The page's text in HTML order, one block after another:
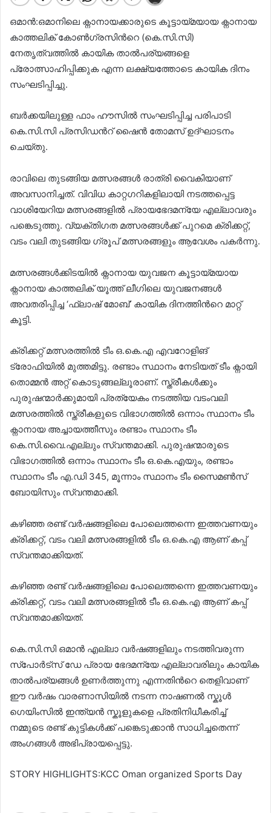
ഒമാൻ:ഒമാനിലെ ക്നാനായക്കാരുടെ കൂട്ടായ്മയായ ക്നാനായ
കാത്തലിക് കോണ്‍ഗ്രസിന്‍റെ (കെ.സി.സി)
നേതൃത്വത്തില്‍ കായിക താല്‍പര്യങ്ങളെ
പ്രോത്സാഹിപ്പിക്കുക എന്ന ലക്ഷ്യത്തോടെ കായിക ദിനം
സംഘടിപ്പിച്ചു.
ബർക്കയിലുള്ള ഫാം ഹൗസില്‍ സംഘടിപ്പിച്ച പരിപാടി
കെ.സി.സി പ്രസിഡന്‍റ് ഷൈൻ തോമസ് ഉദ്ഘാടനം
ചെയ്തു.
രാവിലെ തുടങ്ങിയ മത്സരങ്ങള്‍ രാത്രി വൈകിയാണ്
അവസാനിച്ചത്. വിവിധ കാറ്റഗറികളിലായി നടത്തപ്പെട്ട
വാശിയേറിയ മത്സരങ്ങളില്‍ പ്രായഭേദമന്യേ എല്ലാവരും
പങ്കെടുത്തു. വ്യക്തിഗത മത്സരങ്ങള്‍ക്ക് പുറമെ ക്രിക്കറ്റ്,
വടം വലി തുടങ്ങിയ ഗ്രൂപ് മത്സരങ്ങളും ആവേശം പകർന്നു.
മത്സരങ്ങള്‍ക്കിടയില്‍ ക്നാനായ യുവജന കൂട്ടായ്മയായ
ക്നാനായ കാത്തലിക് യൂത്ത് ലീഗിലെ യുവജനങ്ങള്‍
അവതരിപ്പിച്ച ‘ഫ്ലാഷ് മോബ്’ കായിക ദിനത്തിന്‍റെ മാറ്റ്
കൂട്ടി.
ക്രിക്കറ്റ് മത്സരത്തില്‍ ടീം ഒ.കെ.എ എവറോളിങ്
ട്രോഫിയില്‍ മുത്തമിട്ടു. രണ്ടാം സ്ഥാനം നേടിയത് ടീം ക്നായി
തൊമ്മൻ അറ്റ് കൊടുങ്ങല്ലൂരാണ്. സ്ത്രീകള്‍ക്കും
പുരുഷന്മാർക്കുമായി പ്രത്യേകം നടത്തിയ വടംവലി
മത്സരത്തില്‍ സ്ത്രീകളുടെ വിഭാഗത്തില്‍ ഒന്നാം സ്ഥാനം ടീം
ക്നാനായ അച്ചായത്തീസും രണ്ടാം സ്ഥാനം ടീം
കെ.സി.വൈ.എല്ലും സ്വന്തമാക്കി. പുരുഷന്മാരുടെ
വിഭാഗത്തില്‍ ഒന്നാം സ്ഥാനം ടീം ഒ.കെ.എയും, രണ്ടാം
സ്ഥാനം ടീം എ.ഡി 345, മൂന്നാം സ്ഥാനം ടീം സൈമണ്‍സ്
ബോയിസും സ്വന്തമാക്കി.
കഴിഞ്ഞ രണ്ട് വർഷങ്ങളിലെ പോലെത്തന്നെ ഇത്തവണയും
ക്രിക്കറ്റ്, വടം വലി മത്സരങ്ങളില്‍ ടീം ഒ.കെ.എ ആണ് കപ്പ്
സ്വന്തമാക്കിയത്.
കഴിഞ്ഞ രണ്ട് വർഷങ്ങളിലെ പോലെത്തന്നെ ഇത്തവണയും
ക്രിക്കറ്റ്, വടം വലി മത്സരങ്ങളില്‍ ടീം ഒ.കെ.എ ആണ് കപ്പ്
സ്വന്തമാക്കിയത്.
കെ.സി.സി ഒമാൻ എല്ലാ വർഷങ്ങളിലും നടത്തിവരുന്ന
സ്പോർട്സ് ഡേ പ്രായ ഭേദമന്യേ എല്ലാവരിലും കായിക
താല്‍പര്യങ്ങള്‍ ഉണർത്തുന്നു എന്നതിന്‍റെ തെളിവാണ്
ഈ വർഷം വാരണാസിയില്‍ നടന്ന നാഷണല്‍ സ്കൂള്‍
ഗെയിംസില്‍ ഇന്ത്യൻ സ്കൂളുകളെ പ്രതിനിധീകരിച്ച്‌
നമ്മുടെ രണ്ട് കുട്ടികള്‍ക്ക് പങ്കെടുക്കാൻ സാധിച്ചതെന്ന്
അംഗങ്ങള്‍ അഭിപ്രായപ്പെട്ടു.
STORY HIGHLIGHTS:KCC Oman organized Sports Day